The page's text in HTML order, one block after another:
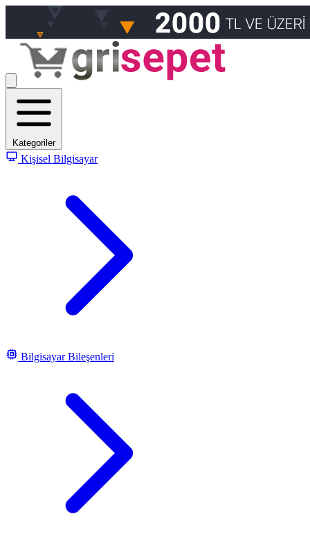
Kategoriler
Kişisel Bilgisayar
Bilgisayar Bileşenleri